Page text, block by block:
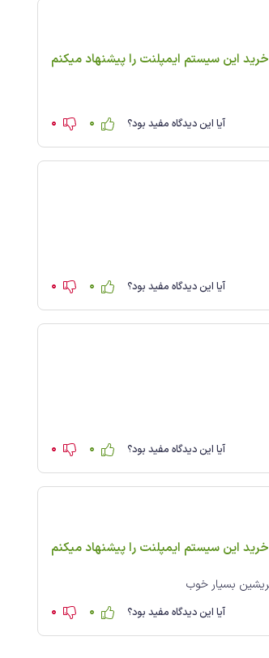
خرید این سیستم ایمپلنت را پیشنهاد میکنم
آیا این دیدگاه مفید بود؟ 0
0
آیا این دیدگاه مفید بود؟ 0
0
آیا این دیدگاه مفید بود؟ 0
0
خرید این سیستم ایمپلنت را پیشنهاد میکنم
آیا این دیدگاه مفید بود؟ 0
0